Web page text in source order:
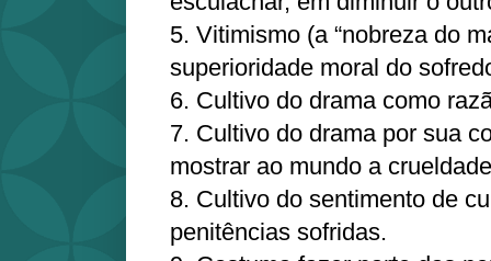
5. Vitimismo (a “nobreza do
superioridade moral do
6. Cultivo do drama como
7. Cultivo do drama por sua
mostrar ao mundo a
8. Cultivo do sentimento de
penitências sofridas.